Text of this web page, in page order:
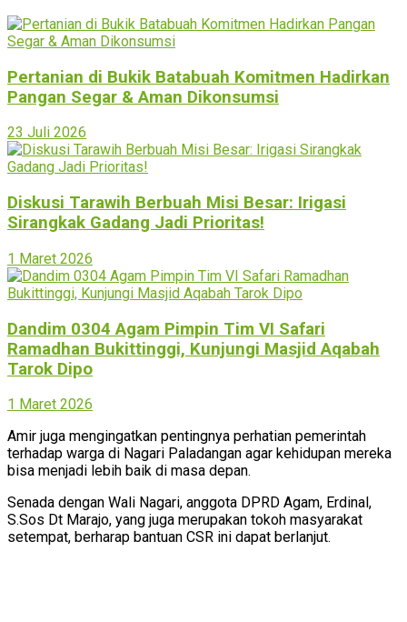
Pertanian di Bukik Batabuah Komitmen Hadirkan
Pangan Segar & Aman Dikonsumsi
23 Juli 2026
Diskusi Tarawih Berbuah Misi Besar: Irigasi
Sirangkak Gadang Jadi Prioritas!
1 Maret 2026
Dandim 0304 Agam Pimpin Tim VI Safari
Ramadhan Bukittinggi, Kunjungi Masjid Aqabah
Tarok Dipo
1 Maret 2026
Amir juga mengingatkan pentingnya perhatian pemerintah
terhadap warga di Nagari Paladangan agar kehidupan mereka
bisa menjadi lebih baik di masa depan.
Senada dengan Wali Nagari, anggota DPRD Agam, Erdinal,
S.Sos Dt Marajo, yang juga merupakan tokoh masyarakat
setempat, berharap bantuan CSR ini dapat berlanjut.